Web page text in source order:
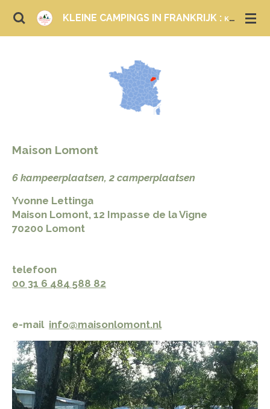
Ga
KLEINE CAMPINGS IN FRANKRIJK : KAMPEREN EN LOGEREN
Maison Lomont
6 kampeerplaatsen, 2 camperplaatsen
Yvonne Lettinga
Maison Lomont, 12 Impasse de la Vigne
70200 Lomont
telefoon
00 31 6 484 588 82
e-mail info@maisonlomont.nl